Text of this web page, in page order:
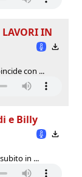
LAVORI IN
con ...
e Billy
in ...